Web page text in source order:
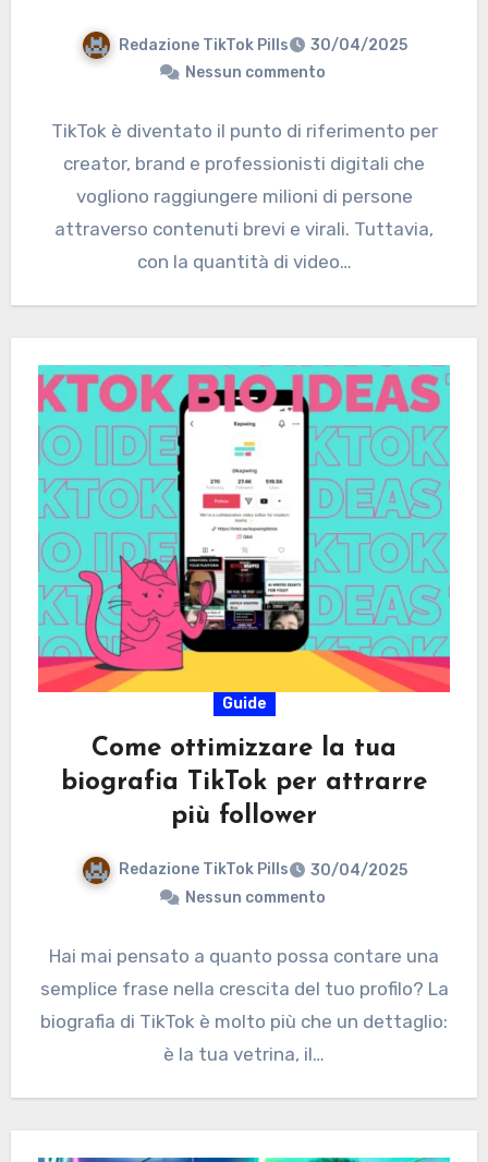
Redazione TikTok Pills
30/04/2025
Nessun commento
TikTok è diventato il punto di riferimento per
creator, brand e professionisti digitali che
vogliono raggiungere milioni di persone
attraverso contenuti brevi e virali. Tuttavia,
con la quantità di video…
Guide
Come ottimizzare la tua
biografia TikTok per attrarre
più follower
Redazione TikTok Pills
30/04/2025
Nessun commento
Hai mai pensato a quanto possa contare una
semplice frase nella crescita del tuo profilo? La
biografia di TikTok è molto più che un dettaglio:
è la tua vetrina, il…